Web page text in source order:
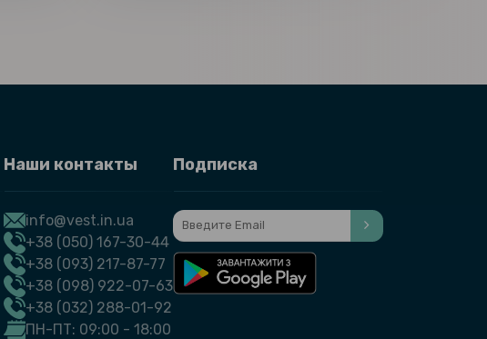
Наши контакты
info@vest.in.ua
+38 (050) 167-30-44
+38 (093) 217-87-77
+38 (098) 922-07-63
+38 (032) 288-01-92
ПН-ПТ: 09:00 - 18:00
Подписка